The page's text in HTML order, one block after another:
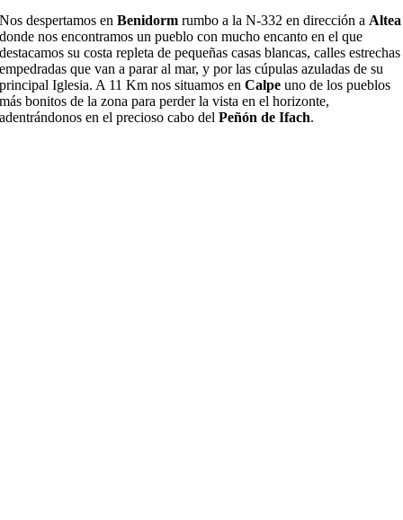
Nos despertamos enBenidorm rumbo a la N-332 en dirección a Altea
donde nos encontramos un pueblo con mucho encanto en el que
destacamos su costa repleta de pequeñas casas blancas, calles estrechas
empedradas que van a parar al mar, y por las cúpulas azuladas de su
principal Iglesia. A 11 Km nos situamos enCalpe uno de los pueblos
más bonitos de la zona para perder la vista en el horizonte,
adentrándonos en el precioso cabo delPeñón deIfach.